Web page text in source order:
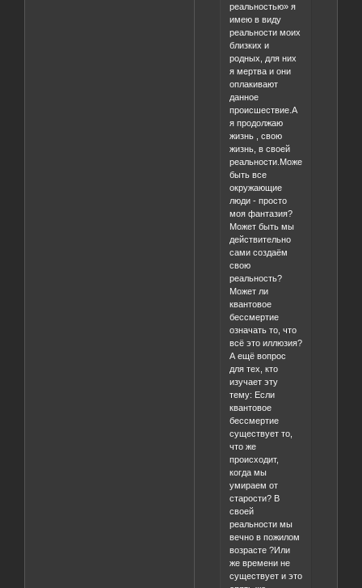
реальностью» я
имею в виду
реальности моих
близких и
родных, для них
я мертва и они
оплакивают
данное
происшествие.А
я продолжаю
жизнь , свою
жизнь, в своей
реальности.Может
быть все
окружающие
люди - просто
моя фантазия?
Может быть мы
действительно
сами создаём
свою
реальность?
Может ли
квантовое
бессмертие
означать то, что
всё это иллюзия?
А ещё вопрос
для тех, кто
изучает эту
тему: Если
квантовое
бессмертие
существует то,
что же
происходит,
когда мы
умираем от
старости? В
своей
реальности мы
вечно в пожилом
возрасте ?Или
же времени не
существует и это